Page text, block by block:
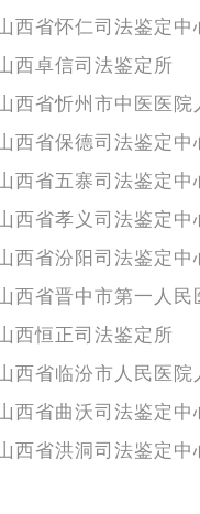
西省怀仁司法鉴定中
西卓信司法鉴定所
西省忻州市中医医
西省保德司法鉴定中
西省五寨司法鉴定中
西省孝义司法鉴定中
西省汾阳司法鉴定中
西省晋中市第一人
西恒正司法鉴定所
西省临汾市人民医
西省曲沃司法鉴定中
西省洪洞司法鉴定中